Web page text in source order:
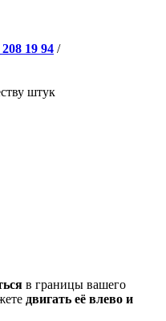
208 19 94 /
штук
в границы вашего
двигать её влево и